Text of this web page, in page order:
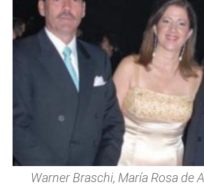
Warner Braschi, María Rosa de